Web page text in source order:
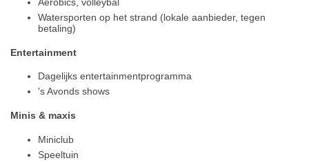
Aerobics, volleybal
Watersporten op het strand (lokale aanbieder, tegen
betaling)
Entertainment
Dagelijks entertainmentprogramma
's Avonds shows
Minis & maxis
Miniclub
Speeltuin